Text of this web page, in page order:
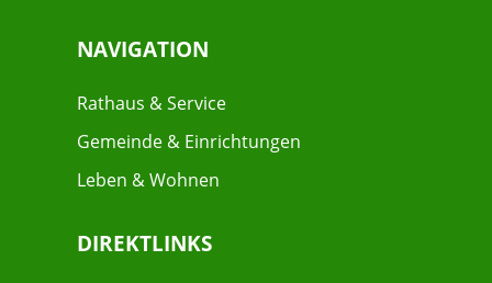
NAVIGATION
Rathaus & Service
Gemeinde & Einrichtungen
Leben & Wohnen
DIREKTLINKS